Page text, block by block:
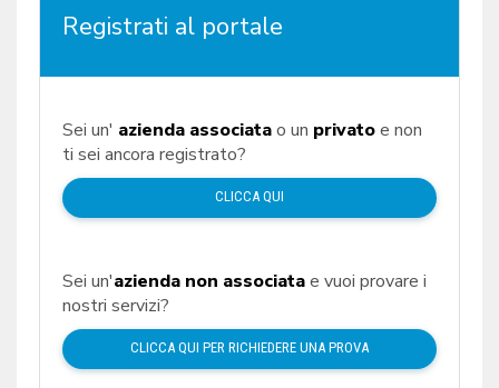
Registrati al portale
Sei un' azienda associatao un privatoe non
ti sei ancora registrato?
CLICCA QUI
Sei un'azienda non associatae vuoi provare i
nostri servizi?
CLICCA QUI PER RICHIEDERE UNA PROVA